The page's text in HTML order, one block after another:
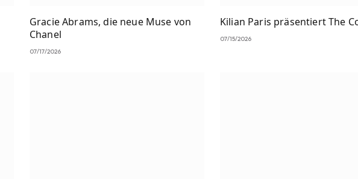
Gracie Abrams, die neue Muse von
Chanel
07/17/2026
Kilian Paris präsentiert The
07/15/2026